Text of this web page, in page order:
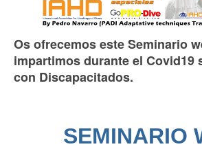
Os ofrecemos este Seminario
impartimos durante el Covid19
con Discapacitados.
SEMINARIO